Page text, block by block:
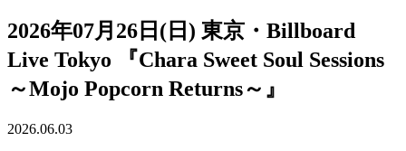
2026年07月26日(日) 東京・Billboard
Live Tokyo 『Chara Sweet Soul Sessions
～Mojo Popcorn Returns～』
2026.06.03